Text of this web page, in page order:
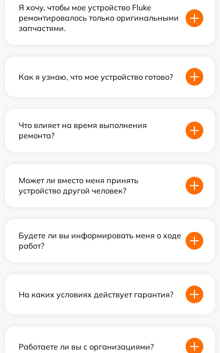
Я хочу, чтобы мое устройство Fluke
ремонтировалось только оригинальными
запчастями.
Как я узнаю, что мое устройство готово?
Что влияет на время выполнения
ремонта?
Может ли вместо меня принять
устройство другой человек?
Будете ли вы информировать меня о ходе
работ?
На каких условиях действует гарантия?
Работаете ли вы с организациями?